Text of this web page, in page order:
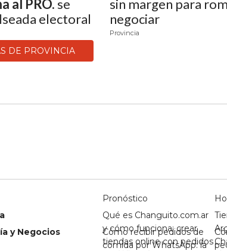
al PRO. se
electoral
sin margen para
negociar
Provincia
DE PROVINCIA
y Negocios
Pronóstico
Qué es Changuito.com.ar
y cómo funciona: crear
tiendas online con pedidos
Cómo recibir pedidos de
comida por WhatsApp: la